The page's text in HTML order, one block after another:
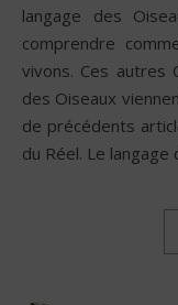
langage des
comprendre
vivons. Ces autres
des Oiseaux
de précédents
du Réel. Le